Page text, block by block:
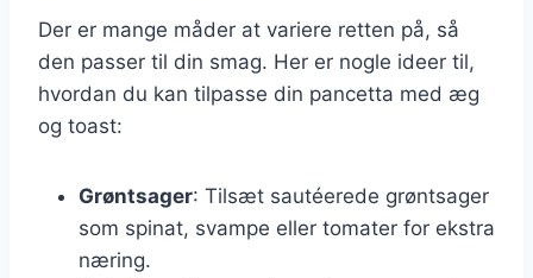
Der er mange måder at variere retten på, så
den passer til din smag. Her er nogle ideer til,
hvordan du kan tilpasse din pancetta med æg
og toast:
Grøntsager: Tilsæt sautéerede grøntsager
som spinat, svampe eller tomater for ekstra
næring.